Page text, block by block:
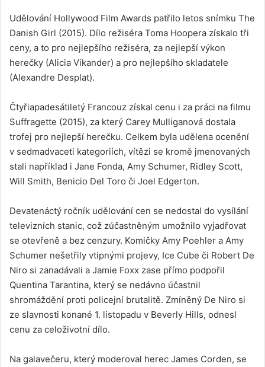
Udělování Hollywood Film Awards patřilo letos snímku The
Danish Girl (2015). Dílo režiséra Toma Hoopera získalo tři
ceny, a to pro nejlepšího režiséra, za nejlepší výkon
herečky (Alicia Vikander) a pro nejlepšího skladatele
(Alexandre Desplat).
Čtyřiapadesátiletý Francouz získal cenu i za práci na filmu
Suffragette (2015), za který Carey Mulliganová dostala
trofej pro nejlepší herečku. Celkem byla udělena ocenění
v sedmadvaceti kategoriích, vítězi se kromě jmenovaných
stali například i Jane Fonda, Amy Schumer, Ridley Scott,
Will Smith, Benicio Del Toro či Joel Edgerton.
Devatenáctý ročník udělování cen se nedostal do vysílání
televizních stanic, což zúčastněným umožnilo vyjadřovat
se otevřeně a bez cenzury. Komičky Amy Poehler a Amy
Schumer nešetřily vtipnými projevy, Ice Cube či Robert De
Niro si zanadávali a Jamie Foxx zase přímo podpořil
Quentina Tarantina, který se nedávno účastnil
shromáždění proti policejní brutalitě. Zmíněný De Niro si
ze slavnosti konané 1. listopadu v Beverly Hills, odnesl
cenu za celoživotní dílo.
Na galavečeru, který moderoval herec James Corden, se